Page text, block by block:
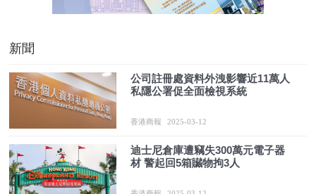
新聞
公司註冊處資料外洩影響近11萬人
私隱公署促全面檢視系統
香港商報 2025-03-12
迪士尼倉庫遭竊失300萬元電子器
材 警起回5箱贜物拘3人